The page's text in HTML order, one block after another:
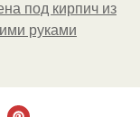
под кирпич из
руками